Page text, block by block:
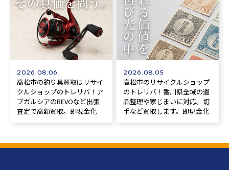
2026.08.06
高松市の釣り具買取はリサイ
クルショップのトレリバ！ア
ブガルシアのREVOなど出張
査定で高額買取。即現金化
2026.08.05
高松市のリサイクルショップ
のトレリバ！香川県全域の遺
品整理や家じまいに対応。切
手など買取します。即現金化